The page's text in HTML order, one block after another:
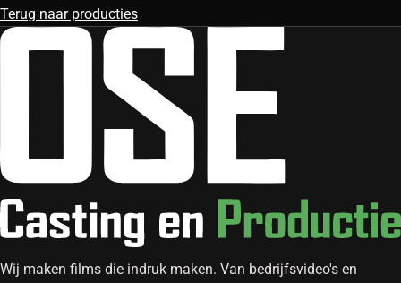
Terug naar producties
Wij maken films die indruk maken. Van bedrijfsvideo's en